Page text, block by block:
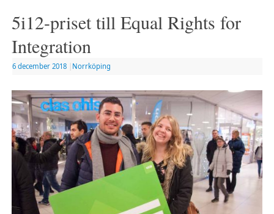
5i12-priset till Equal Rights for
Integration
6 december 2018 Norrköping